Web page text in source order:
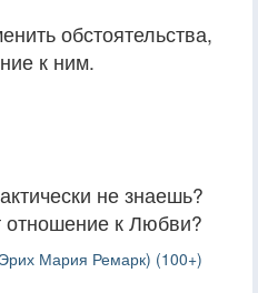
обстоятельства,
к ним.
не знаешь?
к Любви?
Мария Ремарк) (100+)